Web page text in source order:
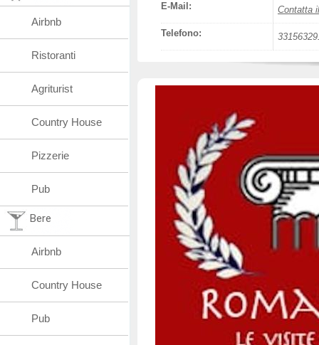
E-Mail: Contatta
Telefono:
Airbnb
Ristoranti
Agriturist
Country House
Pizzerie
Pub
Bere
Airbnb
Country House
Pub